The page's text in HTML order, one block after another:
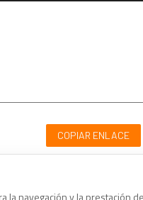
navegación y la prestación
COPIAR ENLACE